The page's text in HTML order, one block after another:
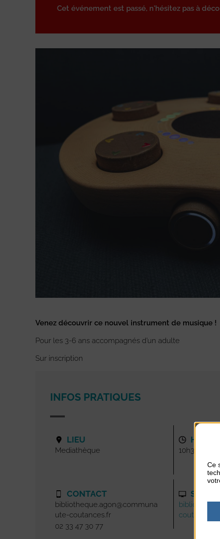
Cet événement est passé, n'hésitez pas à
Venez découvrir ce nouvel instrument de musique !
Pour les 3-6 ans accompagnés d’un adulte
Sur inscription
INFOS PRATIQUES
LIEU
Mediathèque
CONTACT
bibliotheque.agon@communa
ute-coutances.fr
02 33 47 30 77
10h30
SITE
Ce